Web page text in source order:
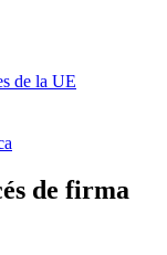
de la UE
de firma